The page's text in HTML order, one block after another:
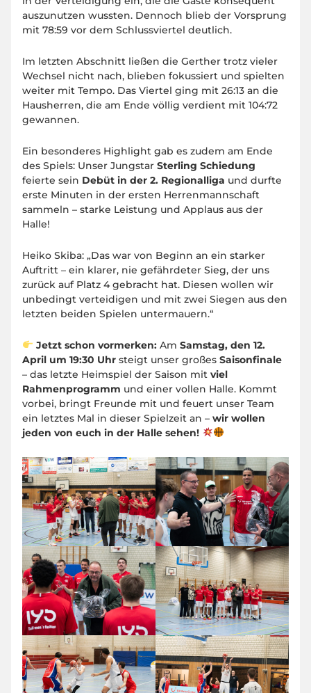
auszunutzen wussten. Dennoch blieb der Vorsprung
mit 78:59 vor dem Schlussviertel deutlich.
Im letzten Abschnitt ließen die Gerther trotz vieler
Wechsel nicht nach, blieben fokussiert und spielten
weiter mit Tempo. Das Viertel ging mit 26:13 an die
Hausherren, die am Ende völlig verdient mit 104:72
gewannen.
Ein besonderes Highlight gab es zudem am Ende
des Spiels: Unser Jungstar Sterling Schiedung
feierte sein Debüt in der 2. Regionalliga und durfte
erste Minuten in der ersten Herrenmannschaft
sammeln – starke Leistung und Applaus aus der
Halle!
Heiko Skiba: „Das war von Beginn an ein starker
Auftritt – ein klarer, nie gefährdeter Sieg, der uns
zurück auf Platz 4 gebracht hat. Diesen wollen wir
unbedingt verteidigen und mit zwei Siegen aus den
letzten beiden Spielen untermauern.“
Jetzt schon vormerken:Am Samstag, den 12.
April um 19:30 Uhr steigt unser großes Saisonfinale
– das letzte Heimspiel der Saison mit viel
Rahmenprogramm und einer vollen Halle. Kommt
vorbei, bringt Freunde mit und feuert unser Team
ein letztes Mal in dieser Spielzeit an – wir wollen
jeden von euch in der Halle sehen!